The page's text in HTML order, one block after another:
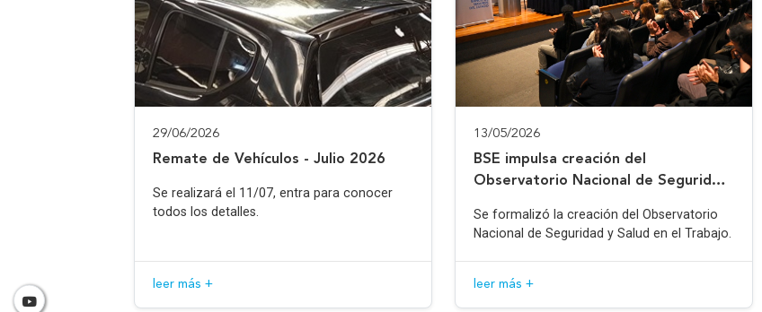
29/06/2026
Remate de Vehículos - Julio 2026
Se realizará el 11/07, entra para conocer
todos los detalles.
leer más +
13/05/2026
BSE impulsa creación del
Observatorio Nacional de Seguridad
Se formalizó la creación del Observatorio
Nacional de Seguridad y Salud en el Trabajo.
leer más +